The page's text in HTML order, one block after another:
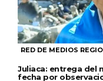
RED DE MEDIOS
Juliaca: entrega del
fecha por